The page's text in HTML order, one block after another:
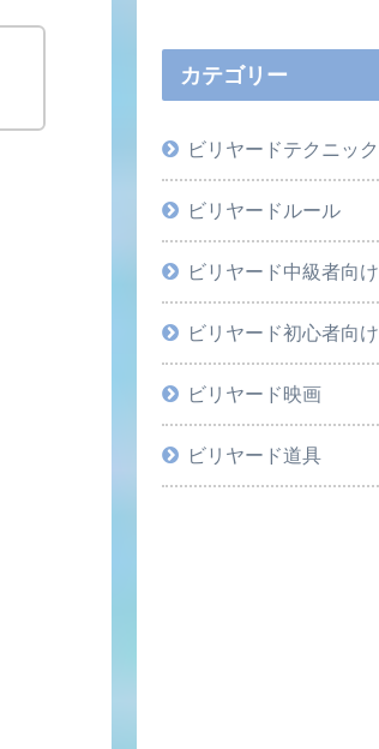
カテゴリー
ビリヤードテクニック
ビリヤードルール
ビリヤード中級者向け
ビリヤード初心者向け
ビリヤード映画
ビリヤード道具